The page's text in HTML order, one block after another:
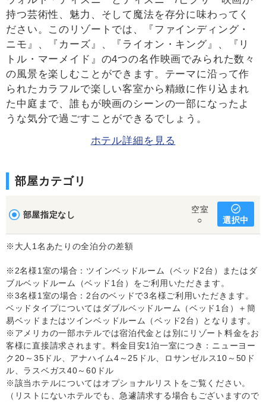
持つ芸術性、魅力、そして魔法を存分に味わってく
ださい。このリゾートでは、『ファインディング・
ニモ』、『カーズ』、『ライオン・キング』、『リ
トル・マーメイド』の4つの名作映画でみられた数々
の風景を楽しむことができます。テーマに沿って作
られたカラフルで楽しい客室から精緻に作り込まれ
た中庭まで、誰もが映画のシーンの一部になったよ
うな気分で過ごすことができるでしょう。
ホテル詳細を見る
部屋カテゴリ
部屋指定なし
空室
○
選択中
※大人1名あたりの全泊分の差額
※2名様1室の場合：ツインベッドルーム（ベッド2台）またはダ
ブルベッドルーム（ベッド1台）をご利用いただきます。
※3名様1室の場合：2台のベッドで3名様ご利用いただきます。
ベッドタイプについてはダブルベッドルーム（ベッド1台）＋簡
易ベッドまたはツインベッドルーム（ベッド2台）となります。
※アメリカの一部ホテルでは宿泊代金とは別にリゾート料金をお
客様に直接請求されます。料金目安1泊一室につき：ニューヨー
ク20～35ドル、アナハイム4～25ドル、ロサンゼルス10～50ド
ル、ラスベガス40～60ドル
※該当ホテルについてはオプショナルリストをご覧ください。
（リストにないホテルでも、急遽請求する場合もございますので